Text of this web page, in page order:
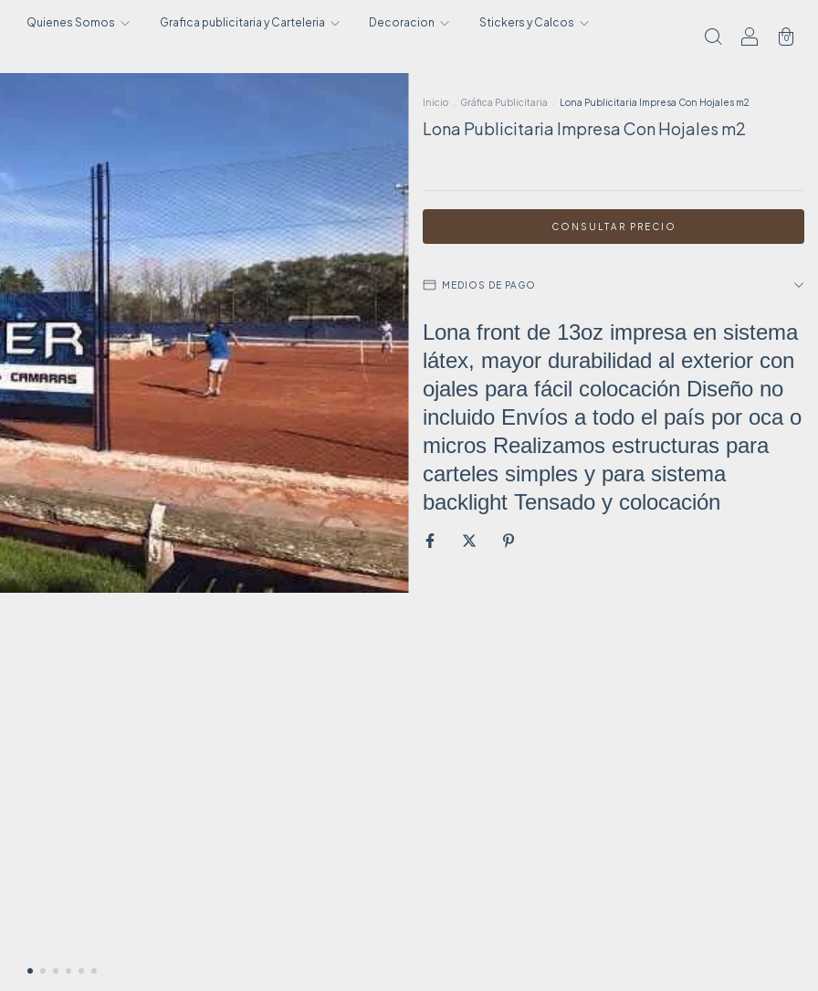
Quienes Somos Grafica publicitaria y Carteleria Decoracion Stickers y Calcos
0
Inicio Gráfica Publicitaria Lona Publicitaria Impresa Con Hojales m2
Lona Publicitaria Impresa Con Hojales m2
MEDIOS DE PAGO
Lona front de 13oz impresa en sistema
látex, mayor durabilidad al exterior con
ojales para fácil colocación Diseño no
incluido Envíos a todo el país por oca o
micros Realizamos estructuras para
carteles simples y para sistema
backlight Tensado y colocación